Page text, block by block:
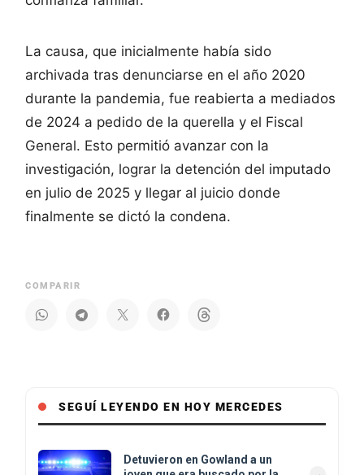
La causa, que inicialmente había sido
archivada tras denunciarse en el año 2020
durante la pandemia, fue reabierta a mediados
de 2024 a pedido de la querella y el Fiscal
General. Esto permitió avanzar con la
investigación, lograr la detención del imputado
en julio de 2025 y llegar al juicio donde
finalmente se dictó la condena.
COMPARIR
SEGUÍ LEYENDO EN HOY MERCEDES
Detuvieron en Gowland a un